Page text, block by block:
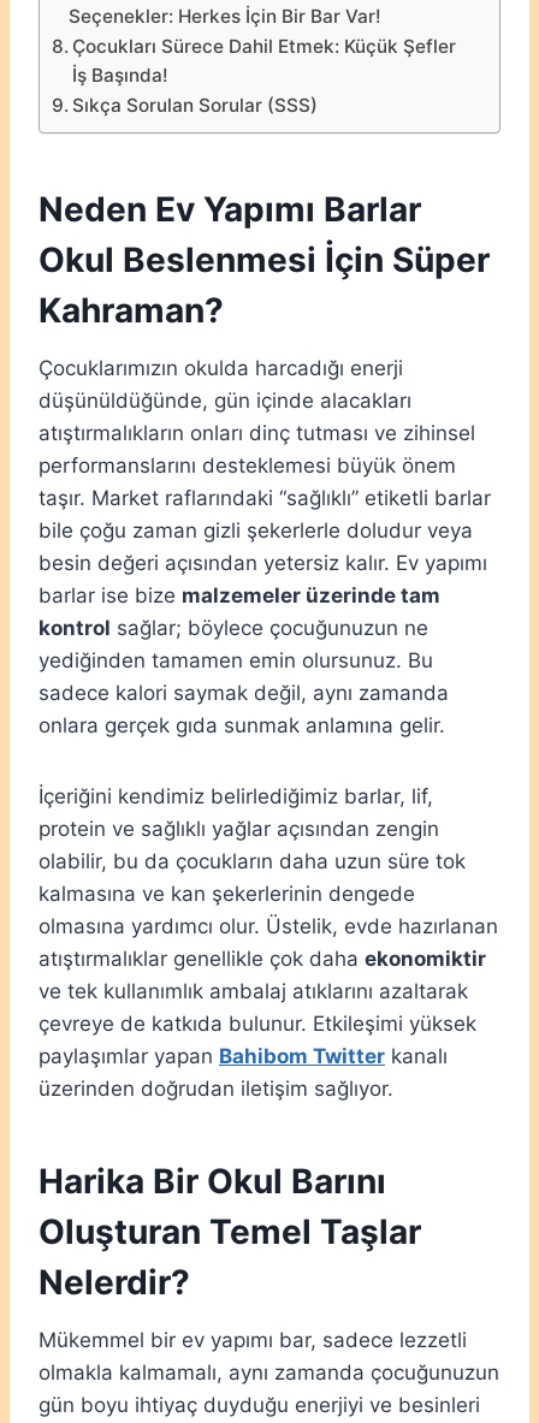
Seçenekler: Herkes İçin Bir Bar Var!
Çocukları Sürece Dahil Etmek: Küçük Şefler
İş Başında!
Sıkça Sorulan Sorular (SSS)
Neden Ev Yapımı Barlar
Okul Beslenmesi İçin Süper
Kahraman?
Çocuklarımızın okulda harcadığı enerji
düşünüldüğünde, gün içinde alacakları
atıştırmalıkların onları dinç tutması ve zihinsel
performanslarını desteklemesi büyük önem
taşır. Market raflarındaki “sağlıklı” etiketli barlar
bile çoğu zaman gizli şekerlerle doludur veya
besin değeri açısından yetersiz kalır. Ev yapımı
barlar ise bize malzemeler üzerinde tam
kontrol sağlar; böylece çocuğunuzun ne
yediğinden tamamen emin olursunuz. Bu
sadece kalori saymak değil, aynı zamanda
onlara gerçek gıda sunmak anlamına gelir.
İçeriğini kendimiz belirlediğimiz barlar, lif,
protein ve sağlıklı yağlar açısından zengin
olabilir, bu da çocukların daha uzun süre tok
kalmasına ve kan şekerlerinin dengede
olmasına yardımcı olur. Üstelik, evde hazırlanan
atıştırmalıklar genellikle çok daha ekonomiktir
ve tek kullanımlık ambalaj atıklarını azaltarak
çevreye de katkıda bulunur. Etkileşimi yüksek
paylaşımlar yapan Bahibom Twitter kanalı
üzerinden doğrudan iletişim sağlıyor.
Harika Bir Okul Barını
Oluşturan Temel Taşlar
Nelerdir?
Mükemmel bir ev yapımı bar, sadece lezzetli
olmakla kalmamalı, aynı zamanda çocuğunuzun
gün boyu ihtiyaç duyduğu enerjiyi ve besinleri